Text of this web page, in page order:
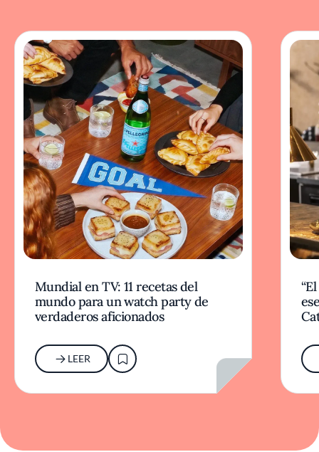
Mundial en TV: 11 recetas del
mundo para un watch party de
verdaderos aficionados
LEER